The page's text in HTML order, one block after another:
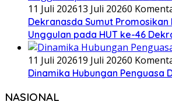
11 Juli 202613 Juli 20260
Dekranasda Sumut
Unggulan pada HUT ke-46
11 Juli 202619 Juli 20260
Dinamika Hubungan Penguasa
NASIONAL